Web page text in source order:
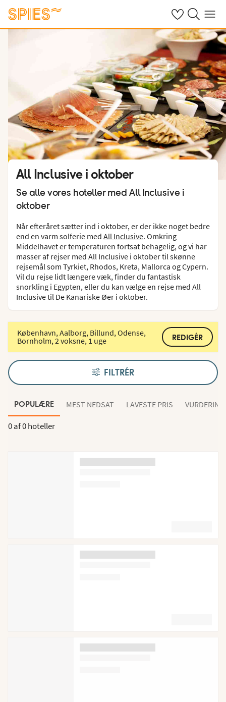
Se dine gemte
Søg påMenu
All Inclusive i oktober
Se alle vores hoteller med All Inclusive i
oktober
Når efteråret sætter ind i oktober, er der ikke noget bedre
end en varm solferie med All Inclusive. Omkring
Middelhavet er temperaturen fortsat behagelig, og vi har
masser af rejser med All Inclusive i oktober til skønne
rejsemål som Tyrkiet, Rhodos, Kreta, Mallorca og Cypern.
Vil du rejse lidt længere væk, finder du fantastisk
snorkling i Egypten, eller du kan vælge en rejse med All
Inclusive til De Kanariske Øer i oktober.
København, Aalborg, Billund, Odense,
Bornholm, 2 voksne, 1 uge
REDIGÉR
FILTRÉR
POPULÆRE MEST NEDSAT LAVESTE PRIS VURDERING
0 af0 hoteller